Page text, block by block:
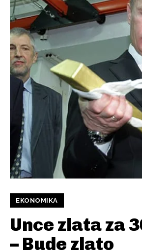
EKONOMIKA
Unce zlata za
– Bude zlato